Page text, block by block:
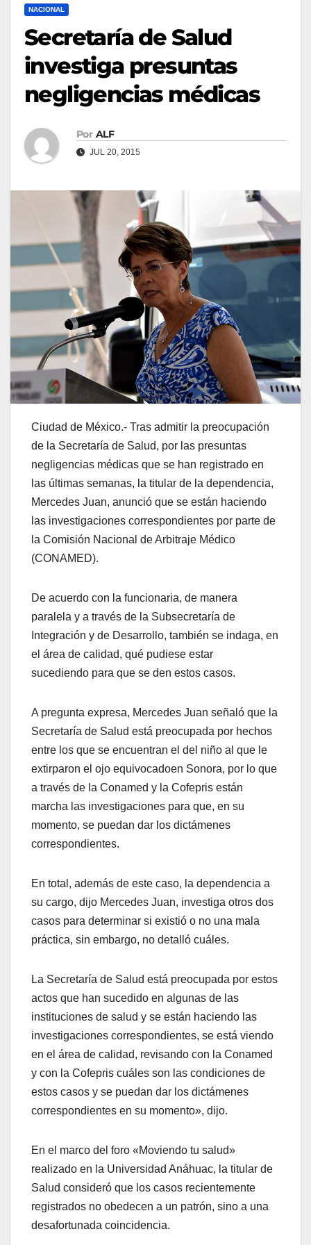
NACIONAL
Secretaría de Salud
investiga presuntas
negligencias médicas
Por ALF
JUL 20, 2015
Ciudad de México.- Tras admitir la preocupación
de la Secretaría de Salud, por las presuntas
negligencias médicas que se han registrado en
las últimas semanas, la titular de la dependencia,
Mercedes Juan, anunció que se están haciendo
las investigaciones correspondientes por parte de
la Comisión Nacional de Arbitraje Médico
(CONAMED).
De acuerdo con la funcionaria, de manera
paralela y a través de la Subsecretaría de
Integración y de Desarrollo, también se indaga, en
el área de calidad, qué pudiese estar
sucediendo para que se den estos casos.
A pregunta expresa, Mercedes Juan señaló que la
Secretaría de Salud está preocupada por hechos
entre los que se encuentran el del niño al que le
extirparon el ojo equivocadoen Sonora, por lo que
a través de la Conamed y la Cofepris están
marcha las investigaciones para que, en su
momento, se puedan dar los dictámenes
correspondientes.
En total, además de este caso, la dependencia a
su cargo, dijo Mercedes Juan, investiga otros dos
casos para determinar si existió o no una mala
práctica, sin embargo, no detalló cuáles.
La Secretaría de Salud está preocupada por estos
actos que han sucedido en algunas de las
instituciones de salud y se están haciendo las
investigaciones correspondientes, se está viendo
en el área de calidad, revisando con la Conamed
y con la Cofepris cuáles son las condiciones de
estos casos y se puedan dar los dictámenes
correspondientes en su momento», dijo.
En el marco del foro «Moviendo tu salud»
realizado en la Universidad Anáhuac, la titular de
Salud consideró que los casos recientemente
registrados no obedecen a un patrón, sino a una
desafortunada coincidencia.